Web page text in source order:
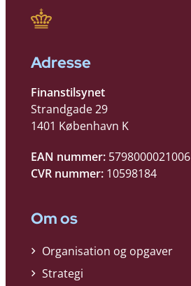
Adresse
Finanstilsynet
Strandgade 29
1401 København K
EAN nummer: 5798000021006
CVR nummer: 10598184
Om os
Organisation og opgaver
Strategi